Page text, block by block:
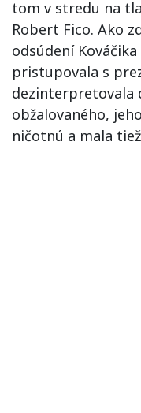
tom v stredu na
Robert Fico. Ako
odsúdení
pristupovala s
dezinterpretovala
obžalovaného,
ničotnú a mala